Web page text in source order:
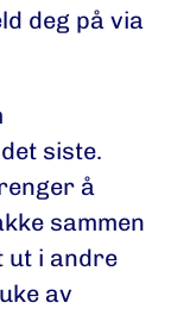
deg på via
siste.
å
sammen
ut i andre
av